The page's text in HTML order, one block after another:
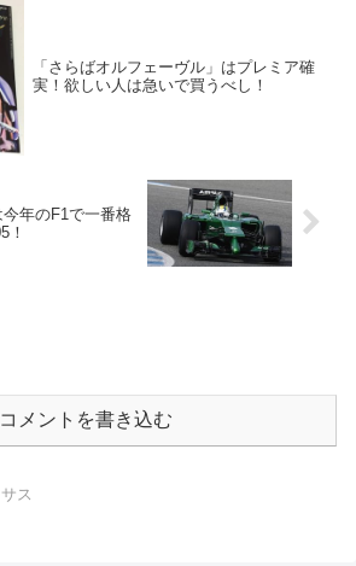
「さらばオルフェーヴル」はプレミア確
実！欲しい人は急いで買うべし！
年のF1で一番格
！
コメントを書き込む
ス